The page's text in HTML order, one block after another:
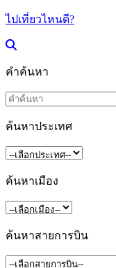
ไปเที่ยวไหนดี?
คำค้นหา
ค้นหาประเทศ
ค้นหาเมือง
ค้นหาสายการบิน